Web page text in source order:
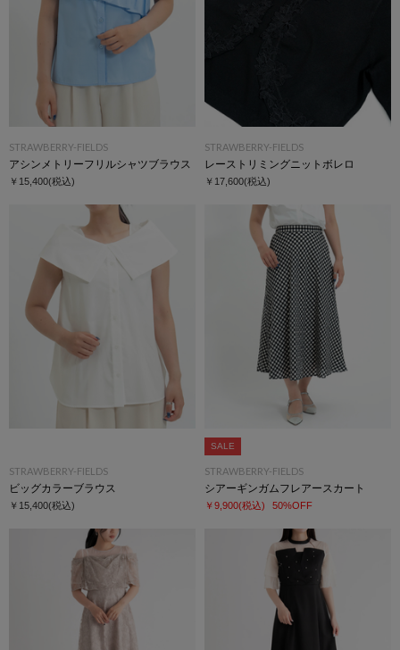
STRAWBERRY-FIELDS
アシンメトリーフリルシャツブラウス
￥15,400(税込)
STRAWBERRY-FIELDS
レーストリミングニットボレロ
￥17,600(税込)
STRAWBERRY-FIELDS
ビッグカラーブラウス
￥15,400(税込)
SALE
STRAWBERRY-FIELDS
シアーギンガムフレアースカート
￥9,900(税込) 50%OFF